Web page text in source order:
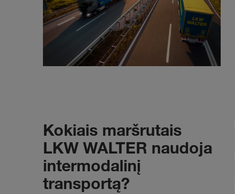
Kokiais maršrutais
LKW WALTER naudoja
intermodalinį
transportą?